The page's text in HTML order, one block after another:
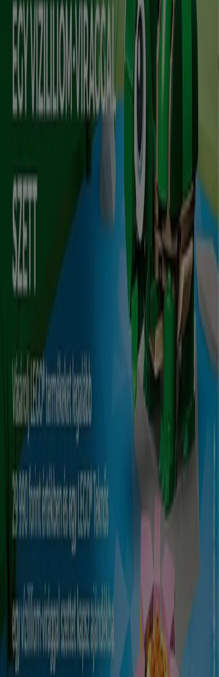
Euronics
Nagyszerű ajánlat minden ügyfélnek
Lejár 8. 12.-ánGyőr
Mutass többet
Reklám
Elektronika kategóriájú
katalogusok Győr városában
Szórólapok és legjobb ajánlatok
Győr városban
Laminált padló
gluténmentes ételek
Elektronika más városokban
Budapest Debrecen Szeged
Székesfehérvár
Szombathely
Nyíregyháza
Zalaegerszeg
Kecskemét
Sopron
Szolnok
Veszprém
Nézz meg több várost
Az elektronikai berendezések a modern világ
nélkülozhetetlen kellékei. Legyen szó munkáról,
szórakozásról, háztartásróĺ, komunikációról mindegyik
fontos tartozéka az elektronika.
A Elektronika ajánlataihoz
Reklám